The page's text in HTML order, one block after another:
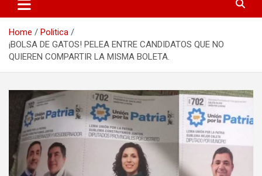
Home
Politica
¡BOLSA DE GATOS! PELEA ENTRE CANDIDATOS QUE NO
QUIEREN COMPARTIR LA MISMA BOLETA.